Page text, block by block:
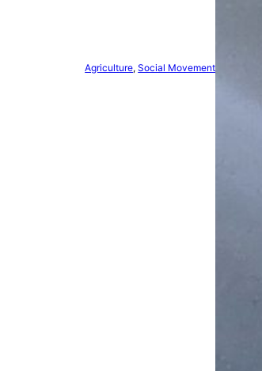
Agriculture, Social Movement